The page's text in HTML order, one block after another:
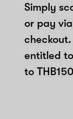
Simply
or pay
entitled
to